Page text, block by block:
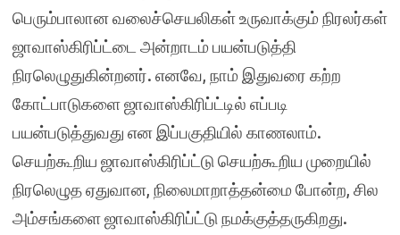
பெரும்பாலான வலைச்செயலிகள் உருவாக்கும் நிரலர்கள்
ஜாவாஸ்கிரிப்ட்டை அன்றாடம் பயன்படுத்தி
நிரலெழுதுகின்றனர். எனவே, நாம் இதுவரை கற்ற
கோட்பாடுகளை ஜாவாஸ்கிரிப்ட்டில் எப்படி
பயன்படுத்துவது என இப்பகுதியில் காணலாம்.
செயற்கூறிய ஜாவாஸ்கிரிப்ட்டு செயற்கூறிய முறையில்
நிரலெழுத ஏதுவான, நிலைமாறாத்தன்மை போன்ற, சில
அம்சங்களை ஜாவாஸ்கிரிப்ட்டு நமக்குத்தருகிறது.